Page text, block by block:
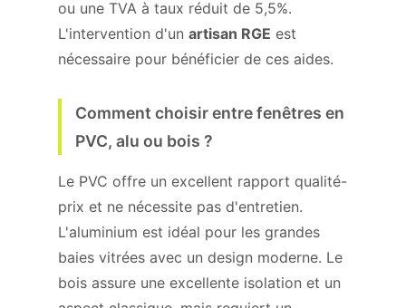
ou une TVA à taux réduit de 5,5%.
L'intervention d'un artisan RGE est
nécessaire pour bénéficier de ces aides.
Comment choisir entre fenêtres en
PVC, alu ou bois ?
Le PVC offre un excellent rapport qualité-
prix et ne nécessite pas d'entretien.
L'aluminium est idéal pour les grandes
baies vitrées avec un design moderne. Le
bois assure une excellente isolation et un